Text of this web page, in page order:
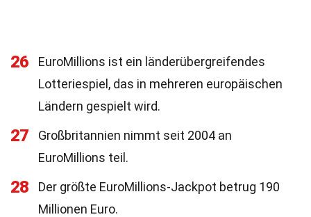
26
EuroMillions ist ein länderübergreifendes
Lotteriespiel, das in mehreren europäischen
Ländern gespielt wird.
27
Großbritannien nimmt seit 2004 an
EuroMillions teil.
28
Der größte EuroMillions-Jackpot betrug 190
Millionen Euro.